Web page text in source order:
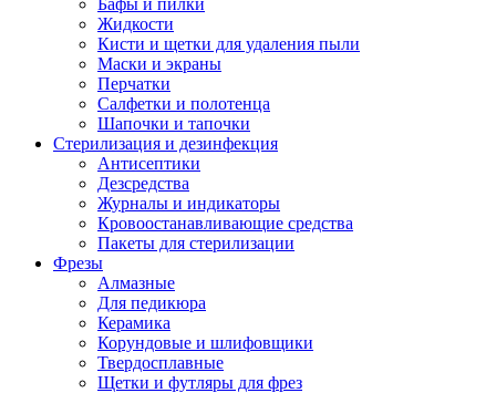
Бафы и пилки
Жидкости
Кисти и щетки для удаления пыли
Маски и экраны
Перчатки
Салфетки и полотенца
Шапочки и тапочки
Стерилизация и дезинфекция
Антисептики
Дезсредства
Журналы и индикаторы
Кровоостанавливающие средства
Пакеты для стерилизации
Фрезы
Алмазные
Для педикюра
Керамика
Корундовые и шлифовщики
Твердосплавные
Щетки и футляры для фрез